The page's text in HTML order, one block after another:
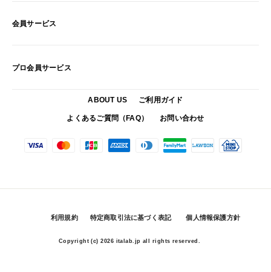
会員サービス
プロ会員サービス
ABOUT US ご利用ガイド
よくあるご質問（FAQ） お問い合わせ
Copyright (c)2026 italab.jp all rights reserved.
利用規約 特定商取引法に基づく表記 個人情報保護方針